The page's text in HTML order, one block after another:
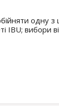
одну
IBU; вибори